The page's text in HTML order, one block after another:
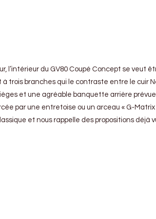
l’intérieur du GV80 Coupé Concept se
trois branches qui le contraste entre le cuir
et une agréable banquette arrière
par une entretoise ou un arceau « G-
et nous rappelle des propositions déjà